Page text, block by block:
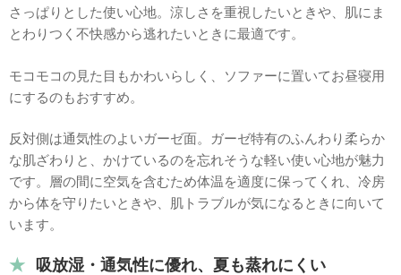
さっぱりとした使い心地。涼しさを重視したいときや、肌にま
とわりつく不快感から逃れたいときに最適です。
モコモコの見た目もかわいらしく、ソファーに置いてお昼寝用
にするのもおすすめ。
反対側は通気性のよいガーゼ面。ガーゼ特有のふんわり柔らか
な肌ざわりと、かけているのを忘れそうな軽い使い心地が魅力
です。層の間に空気を含むため体温を適度に保ってくれ、冷房
から体を守りたいときや、肌トラブルが気になるときに向いて
います。
吸放湿・通気性に優れ、夏も蒸れにくい